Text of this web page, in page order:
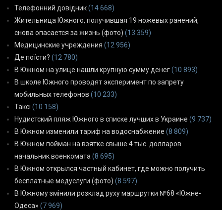
Телефонний довідник(14 668)
Жительница Южного, получившая 19 ножевых ранений,
снова опасается за жизнь (фото) (13 359)
Медицинские учреждения (12 956)
Де поїсти? (12 780)
В Южном на улице нашли крупную сумму денег(10 893)
В школе Южного проводят эксперимент по запрету
мобильных телефонов (10 233)
Таксі (10 158)
Нудистский пляж Южного в списке лучших в Украине (9 737)
В Южном изменили тариф на водоснабжение (8 809)
В Южном пойман на взятке свыше 4 тыс. долларов
начальник военкомата (8 695)
В Южном открылся частный кабинет, где можно получить
бесплатные медуслуги (фото) (8 597)
В Южному змінили розклад руху маршрутки №68 «Южне-
Одеса» (7 969)